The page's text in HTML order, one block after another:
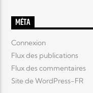
MÉTA
Connexion
Flux des publications
Flux des commentaires
Site de WordPress-FR